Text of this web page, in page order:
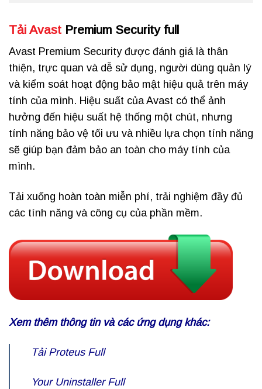
Tải Avast Premium Security full
Avast Premium Security được đánh giá là thân
thiện, trực quan và dễ sử dụng, người dùng quản lý
và kiểm soát hoạt động bảo mật hiệu quả trên máy
tính của mình. Hiệu suất của Avast có thể ảnh
hưởng đến hiệu suất hệ thống một chút, nhưng
tính năng bảo vệ tối ưu và nhiều lựa chọn tính năng
sẽ giúp bạn đảm bảo an toàn cho máy tính của
mình.
Tải xuống hoàn toàn miễn phí, trải nghiệm đầy đủ
các tính năng và công cụ của phần mềm.
Xem thêm thông tin và các ứng dụng khác:
Tải Proteus Full
Your Uninstaller Full